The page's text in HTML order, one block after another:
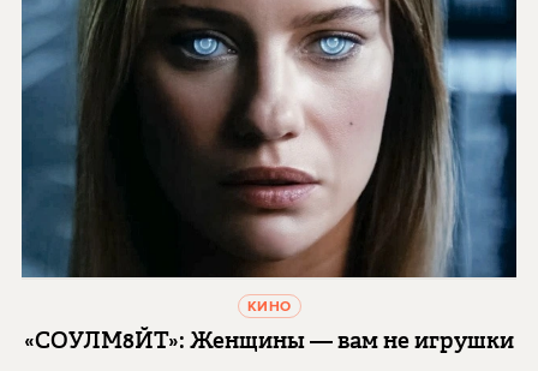
КИНО
«СОУЛМ8ЙТ»: Женщины — вам не игрушки